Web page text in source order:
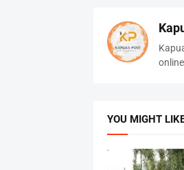
online
YOU MIGHT